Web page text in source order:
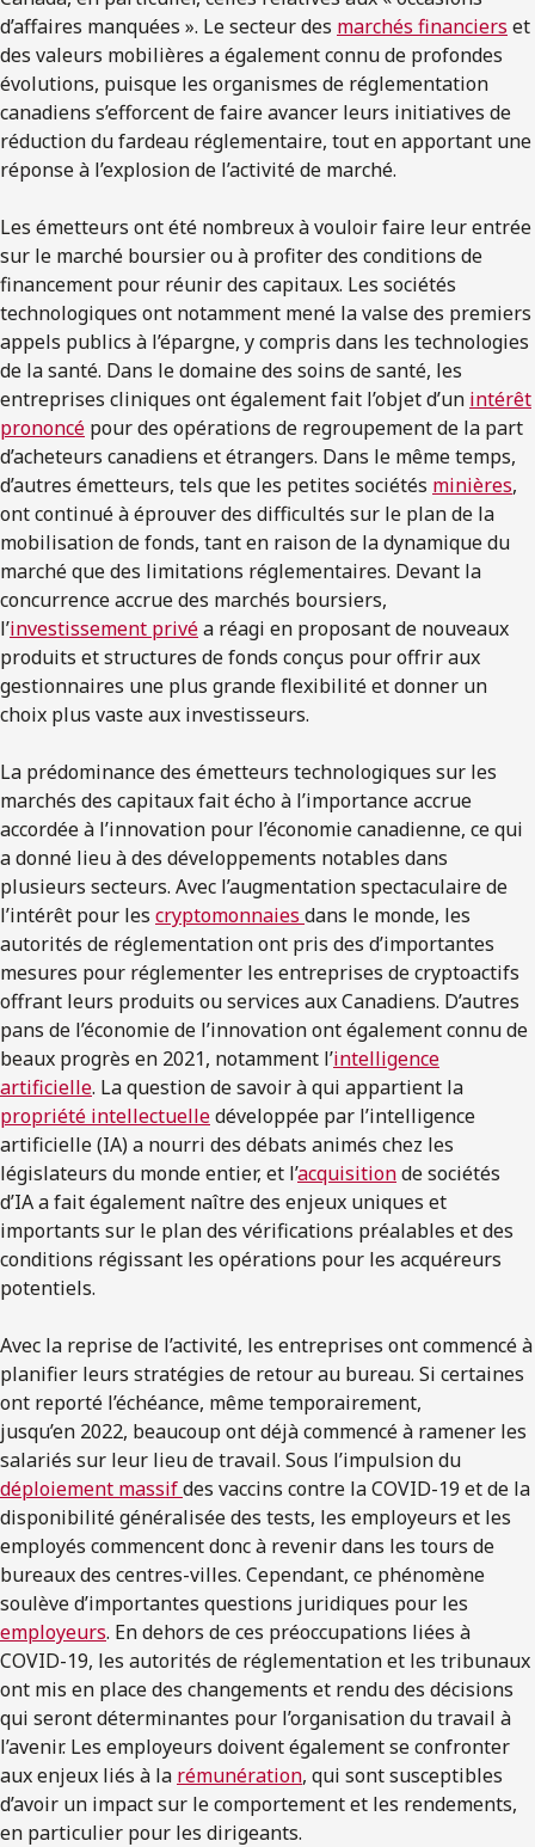
d’affaires manquées ». Le secteur des marchés financiers et
des valeurs mobilières a également connu de profondes
évolutions, puisque les organismes de réglementation
canadiens s’efforcent de faire avancer leurs initiatives de
réduction du fardeau réglementaire, tout en apportant une
réponse à l’explosion de l’activité de marché.
Les émetteurs ont été nombreux à vouloir faire leur entrée
sur le marché boursier ou à profiter des conditions de
financement pour réunir des capitaux. Les sociétés
technologiques ont notamment mené la valse des premiers
appels publics à l’épargne, y compris dans les technologies
de la santé. Dans le domaine des soins de santé, les
entreprises cliniques ont également fait l’objet d’un intérêt
prononcé pour des opérations de regroupement de la part
d’acheteurs canadiens et étrangers. Dans le même temps,
d’autres émetteurs, tels que les petites sociétés minières,
ont continué à éprouver des difficultés sur le plan de la
mobilisation de fonds, tant en raison de la dynamique du
marché que des limitations réglementaires. Devant la
concurrence accrue des marchés boursiers,
l’investissement privéa réagi en proposant de nouveaux
produits et structures de fonds conçus pour offrir aux
gestionnaires une plus grande flexibilité et donner un
choix plus vaste aux investisseurs.
La prédominance des émetteurs technologiques sur les
marchés des capitaux fait écho à l’importance accrue
accordée à l’innovation pour l’économie canadienne, ce qui
a donné lieu à des développements notables dans
plusieurs secteurs. Avec l’augmentation spectaculaire de
l’intérêt pour les cryptomonnaies dans le monde, les
autorités de réglementation ont pris des d’importantes
mesures pour réglementer les entreprises de cryptoactifs
offrant leurs produits ou services aux Canadiens. D’autres
pans de l’économie de l’innovation ont également connu de
beaux progrès en 2021, notamment l’intelligence
artificielle. La question de savoir à qui appartient la
propriété intellectuelledéveloppée par l’intelligence
artificielle (IA) a nourri des débats animés chez les
législateurs du monde entier, et l’acquisitionde sociétés
d’IA a fait également naître des enjeux uniques et
importants sur le plan des vérifications préalables et des
conditions régissant les opérations pour les acquéreurs
potentiels.
Avec la reprise de l’activité, les entreprises ont commencé à
planifier leurs stratégies de retour au bureau. Si certaines
ont reporté l’échéance, même temporairement,
jusqu’en 2022, beaucoup ont déjà commencé à ramener les
salariés sur leur lieu de travail. Sous l’impulsion du
déploiement massifdes vaccins contre la COVID-19 et de la
disponibilité généralisée des tests, les employeurs et les
employés commencent donc à revenir dans les tours de
bureaux des centres-villes. Cependant, ce phénomène
soulève d’importantes questions juridiques pour les
employeurs. En dehors de ces préoccupations liées à
COVID-19, les autorités de réglementation et les tribunaux
ont mis en place des changements et rendu des décisions
qui seront déterminantes pour l’organisation du travail à
l’avenir. Les employeurs doivent également se confronter
aux enjeux liés à la rémunération, qui sont susceptibles
d’avoir un impact sur le comportement et les rendements,
en particulier pour les dirigeants.